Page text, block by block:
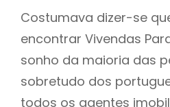
Costumava dizer-se
encontrar Vivendas
sonho da maioria das
sobretudo dos
todos os agentes